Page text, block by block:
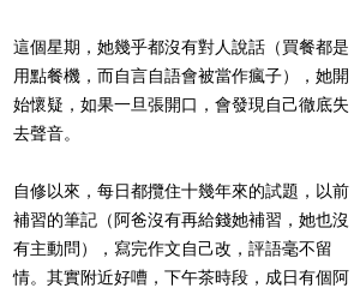
這個星期，她幾乎都沒有對人說話（買餐都是
用點餐機，而自言自語會被當作瘋子），她開
始懷疑，如果一旦張開口，會發現自己徹底失
去聲音。
自修以來，每日都攬住十幾年來的試題，以前
補習的筆記（阿爸沒有再給錢她補習，她也沒
有主動問），寫完作文自己改，評語毫不留
情。其實附近好嘈，下午茶時段，成日有個阿